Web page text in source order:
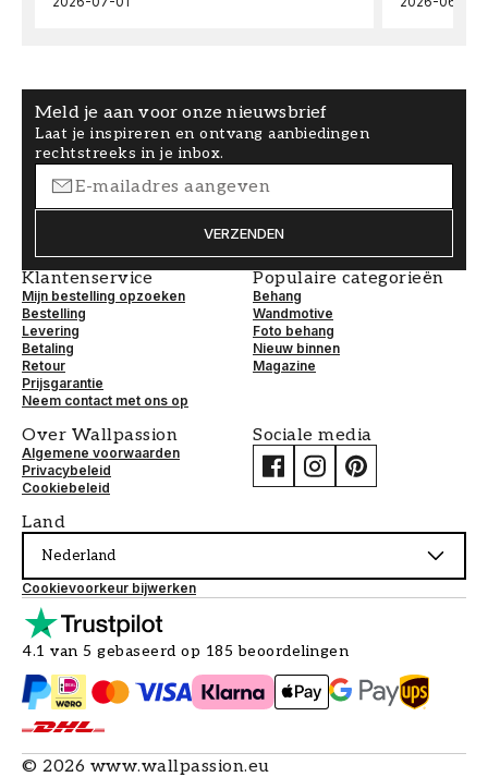
Meld je aan voor onze nieuwsbrief
Laat je inspireren en ontvang aanbiedingen
rechtstreeks in je inbox.
VERZENDEN
Klantenservice
Mijn bestelling opzoeken
Bestelling
Levering
Betaling
Retour
Prijsgarantie
Neem contact met ons op
Populaire categorieën
Behang
Wandmotive
Foto behang
Nieuw binnen
Magazine
Over Wallpassion
Algemene voorwaarden
Privacybeleid
Cookiebeleid
Sociale media
Land
Nederland
Cookievoorkeur bijwerken
4.1 van 5 gebaseerd op 185 beoordelingen
© 2026 www.wallpassion.eu